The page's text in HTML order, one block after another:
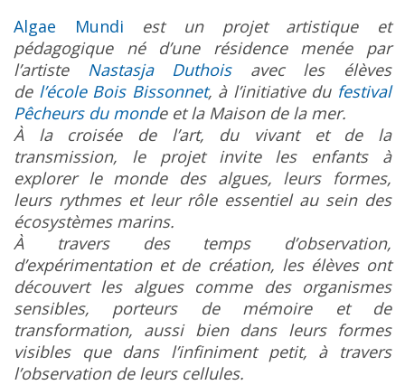
Algae Mundi est un projet artistique et
pédagogique né d’une résidence menée par
l’artiste Nastasja Duthoisavec les élèves
de l’école Bois Bissonnet, à l’initiative du festival
Pêcheurs du monde et la Maison de la mer.
À la croisée de l’art, du vivant et de la
transmission, le projet invite les enfants à
explorer le monde des algues, leurs formes,
leurs rythmes et leur rôle essentiel au sein des
écosystèmes marins.
À travers des temps d’observation,
d’expérimentation et de création, les élèves ont
découvert les algues comme des organismes
sensibles, porteurs de mémoire et de
transformation, aussi bien dans leurs formes
visibles que dans l’infiniment petit, à travers
l’observation de leurs cellules.